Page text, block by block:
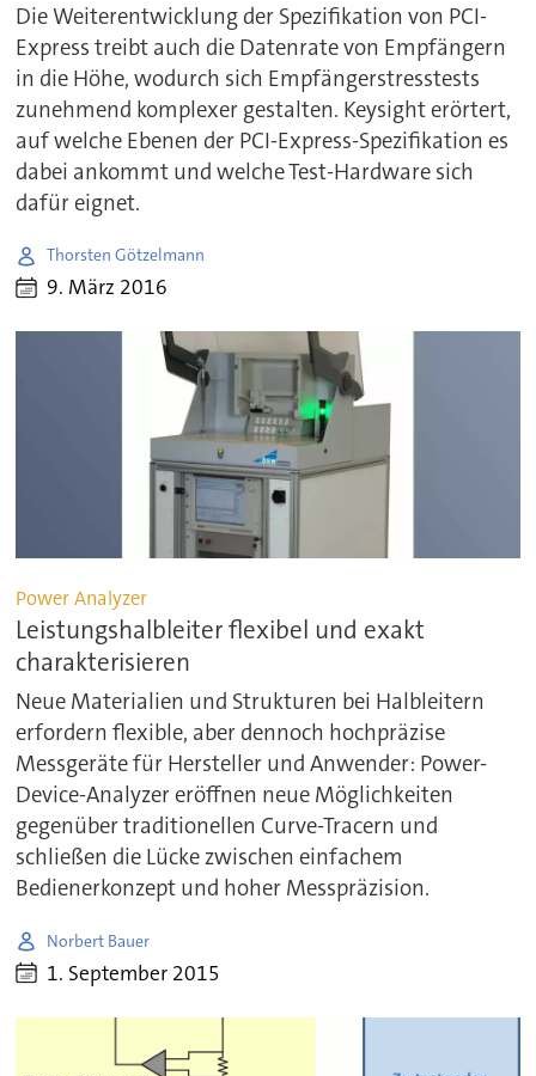
Die Weiterentwicklung der Spezifikation von PCI-
Express treibt auch die Datenrate von Empfängern
in die Höhe, wodurch sich Empfängerstresstests
zunehmend komplexer gestalten. Keysight erörtert,
auf welche Ebenen der PCI-Express-Spezifikation es
dabei ankommt und welche Test-Hardware sich
dafür eignet.
Thorsten Götzelmann
9. März 2016
Power Analyzer
Leistungshalbleiter flexibel und exakt
charakterisieren
Neue Materialien und Strukturen bei Halbleitern
erfordern flexible, aber dennoch hochpräzise
Messgeräte für Hersteller und Anwender: Power-
Device-Analyzer eröffnen neue Möglichkeiten
gegenüber traditionellen Curve-Tracern und
schließen die Lücke zwischen einfachem
Bedienerkonzept und hoher Messpräzision.
Norbert Bauer
1. September 2015